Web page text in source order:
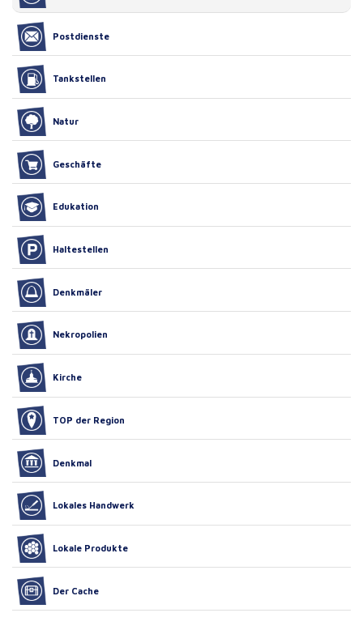
Postdienste
Tankstellen
Natur
Geschäfte
Edukation
Haltestellen
Denkmäler
Nekropolien
Kirche
TOP der Region
Denkmal
Lokales Handwerk
Lokale Produkte
Der Cache